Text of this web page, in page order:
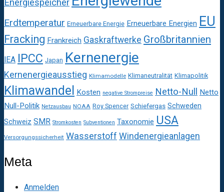
Energiespeicher
Erdtemperatur Erneuerbare Energie Erneuerbare Energien EU
Fracking Frankreich Gaskraftwerke Großbritannien
IEA IPCC Japan Kernenergie
Kernenergieausstieg Klimamodelle Klimaneutralität Klimapolitik
Klimawandel Kosten negative Strompreise Netto-Null Netto
Null-Politik Netzausbau NOAA Roy Spencer Schiefergas Schweden
Schweiz SMR Stromkosten Subventionen Taxonomie USA
Versorgungssicherheit Wasserstoff Windenergieanlagen
Meta
Anmelden